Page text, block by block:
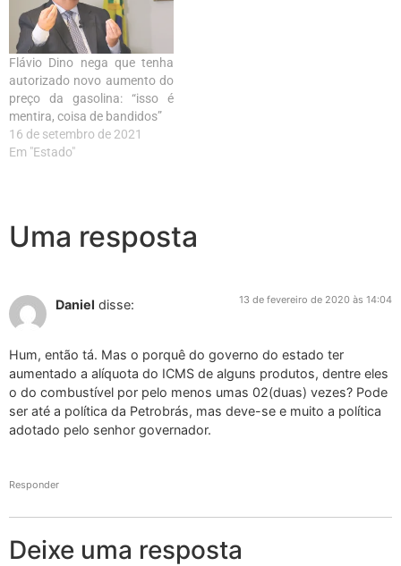
Flávio Dino nega que tenha
autorizado novo aumento do
preço da gasolina: “isso é
mentira, coisa de bandidos”
16 de setembro de 2021
Em "Estado"
Uma resposta
Daniel disse: 13 de fevereiro de 2020 às 14:04
Hum, então tá. Mas o porquê do governo do estado ter
aumentado a alíquota do ICMS de alguns produtos, dentre eles
o do combustível por pelo menos umas 02(duas) vezes? Pode
ser até a política da Petrobrás, mas deve-se e muito a política
adotado pelo senhor governador.
Responder
Deixe uma resposta